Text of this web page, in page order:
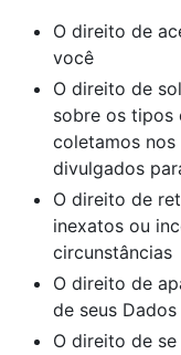
O direito de
você
O direito de
sobre os tipos
coletamos nos
divulgados
O direito de
inexatos ou
circunstâncias
O direito de
de seus
O direito de